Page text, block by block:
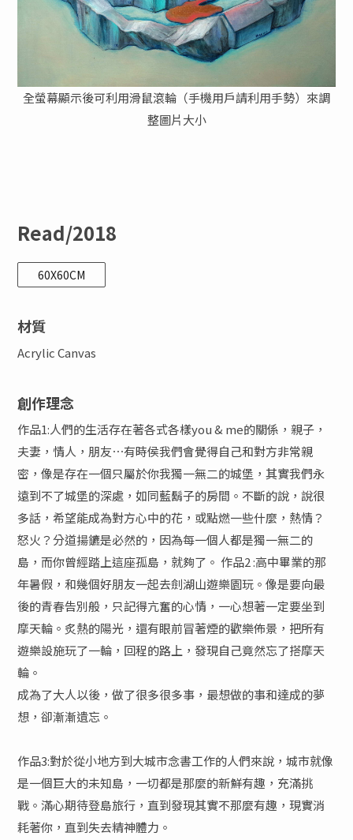
全螢幕顯示後可利用滑鼠滾輪（手機用戶請利用手勢）來調
整圖片大小
Read/2018
60X60CM
材質
Acrylic Canvas
創作理念
作品1:人們的生活存在著各式各樣you & me的關係，親子，
夫妻，情人，朋友⋯有時侯我們會覺得自己和對方非常親
密，像是存在一個只屬於你我獨一無二的城堡，其實我們永
遠到不了城堡的深處，如同藍鬍子的房間。不斷的說，說很
多話，希望能成為對方心中的花，或點燃一些什麼，熱情？
怒火？分道揚鑣是必然的，因為每一個人都是獨一無二的
島，而你曾經踏上這座孤島，就夠了。 作品2 :高中畢業的那
年暑假，和幾個好朋友一起去劍湖山遊樂園玩。像是要向最
後的青春告別般，只記得亢奮的心情，一心想著一定要坐到
摩天輪。炙熱的陽光，還有眼前冒著煙的歡樂佈景，把所有
遊樂設施玩了一輪，回程的路上，發現自己竟然忘了搭摩天
輪。
成為了大人以後，做了很多很多事，最想做的事和達成的夢
想，卻漸漸遺忘。
作品3:對於從小地方到大城市念書工作的人們來說，城市就像
是一個巨大的未知島，一切都是那麼的新鮮有趣，充滿挑
戰。滿心期待登島旅行，直到發現其實不那麼有趣，現實消
耗著你，直到失去精神體力。